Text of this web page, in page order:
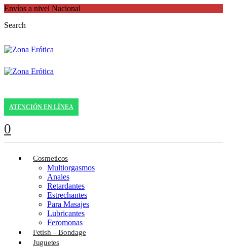
Envíos a nivel Nacional
Search
ATENCIÓN EN LÍNEA
0
Cosmeticos
Multiorgasmos
Anales
Retardantes
Estrechantes
Para Masajes
Lubricantes
Feromonas
Fetish – Bondage
Juguetes